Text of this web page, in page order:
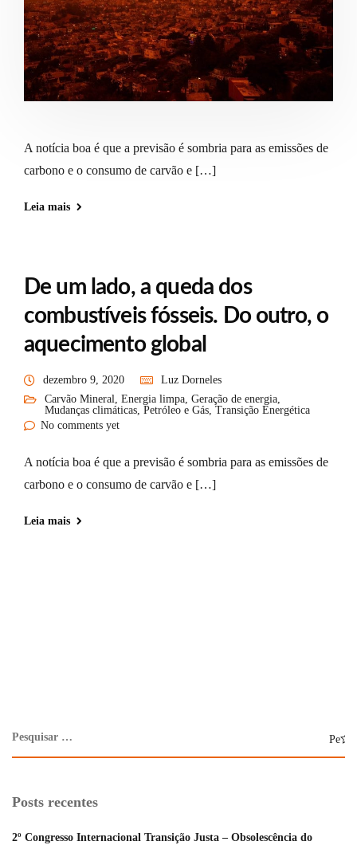
A notícia boa é que a previsão é sombria para as emissões de
carbono e o consumo de carvão e […]
Leia mais
De um lado, a queda dos
combustíveis fósseis. Do outro, o
aquecimento global
dezembro 9, 2020
Luz Dorneles
Carvão Mineral, Energia limpa, Geração de energia,
Mudanças climáticas, Petróleo e Gás, Transição Energética
No comments yet
A notícia boa é que a previsão é sombria para as emissões de
carbono e o consumo de carvão e […]
Leia mais
Posts recentes
2º Congresso Internacional Transição Justa – Obsolescência do